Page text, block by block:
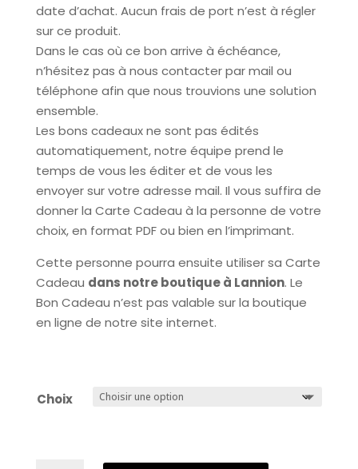
date d’achat. Aucun frais de port n’est à régler
sur ce produit.
Dans le cas où ce bon arrive à échéance,
n’hésitez pas à nous contacter par mail ou
téléphone afin que nous trouvions une solution
ensemble.
Les bons cadeaux ne sont pas édités
automatiquement, notre équipe prend le
temps de vous les éditer et de vous les
envoyer sur votre adresse mail. Il vous suffira de
donner la Carte Cadeau à la personne de votre
choix, en format PDF ou bien en l’imprimant.
Cette personne pourra ensuite utiliser sa Carte
Cadeau dans notre boutique à Lannion. Le
Bon Cadeau n’est pas valable sur la boutique
en ligne de notre site internet.
Choix